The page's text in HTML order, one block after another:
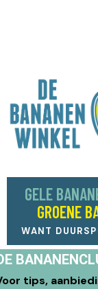
GELE
GROENE
WANT
tips,